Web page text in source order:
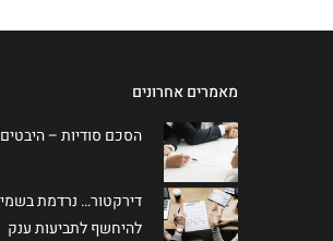
מאמרים אחרונים
הסכם סודיות –
דירקטור… נרדמת
להיחשף לתביעות ענק